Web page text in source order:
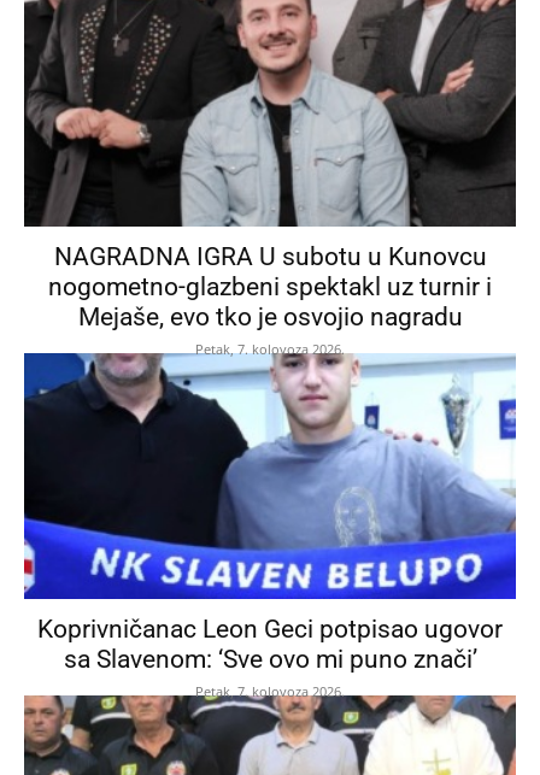
NAGRADNA IGRA U subotu u Kunovcu
nogometno-glazbeni spektakl uz turnir i
Mejaše, evo tko je osvojio nagradu
Petak, 7. kolovoza 2026.
Koprivničanac Leon Geci potpisao ugovor
sa Slavenom: ‘Sve ovo mi puno znači’
Petak, 7. kolovoza 2026.